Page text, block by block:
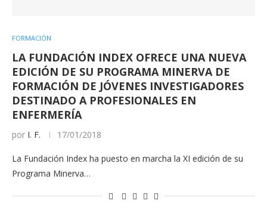
FORMACIÓN
LA FUNDACIÓN INDEX OFRECE UNA NUEVA
EDICIÓN DE SU PROGRAMA MINERVA DE
FORMACIÓN DE JÓVENES INVESTIGADORES
DESTINADO A PROFESIONALES EN
ENFERMERÍA
por I. F. 17/01/2018
La Fundación Index ha puesto en marcha la XI edición de su
Programa Minerva…